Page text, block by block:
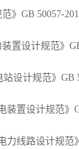
》GB 50057-
置设计规范》GB
设计规范》GB
置设计规范》
线路设计规范